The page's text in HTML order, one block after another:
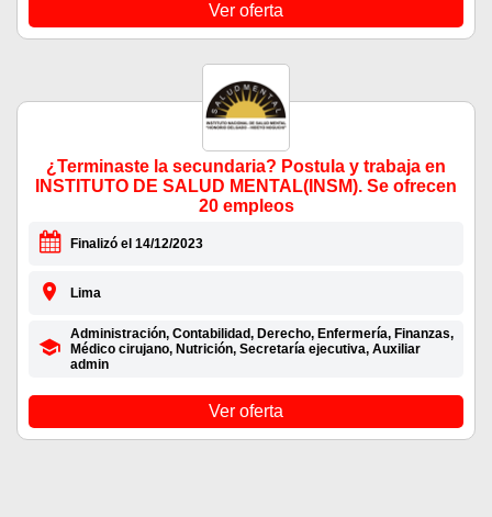
Ver oferta
¿Terminaste la secundaria? Postula y trabaja en
INSTITUTO DE SALUD MENTAL(INSM). Se ofrecen
20 empleos
Finalizó el 14/12/2023
Lima
Administración, Contabilidad, Derecho, Enfermería, Finanzas,
Médico cirujano, Nutrición, Secretaría ejecutiva, Auxiliar
admin
Ver oferta